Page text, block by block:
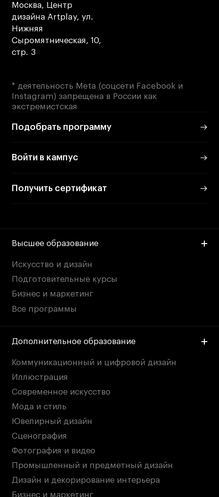
Москва, Центр
дизайна Artplay, ул.
Нижняя
Сыромятническая, 10,
стр. 3
* деятельность Meta (соцсети Facebook и
Instagram) запрещена в России как
экстремистская
Подобрать программу
Войти в кампус
Получить сертификат
Высшее образование
Искусство и дизайн
Подготовительные курсы
Бизнес и маркетинг
Все программы
Дополнительное образование
Коммуникационный и цифровой дизайн
Иллюстрация
Современное искусство
Мода и стиль
Ювелирный дизайн
Сценография
Фотография и видео
Промышленный и предметный дизайн
Дизайн и декорирование интерьера
Бизнес и маркетинг